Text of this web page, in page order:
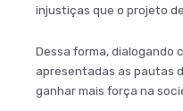
injustiças que o projeto
Dessa forma, dialogando
apresentadas as pautas
ganhar mais força na